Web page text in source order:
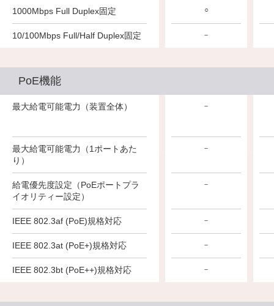
1000Mbps Full Duplex固定
10/100Mbps Full/Half Duplex固定
○
－
PoE機能
最大給電可能電力（装置全体）
最大給電可能電力（1ポートあた
り）
給電優先度設定（PoEポートプラ
イオリティー設定）
IEEE 802.3af (PoE)規格対応
IEEE 802.3at (PoE+)規格対応
IEEE 802.3bt (PoE++)規格対応
－
－
－
－
－
－